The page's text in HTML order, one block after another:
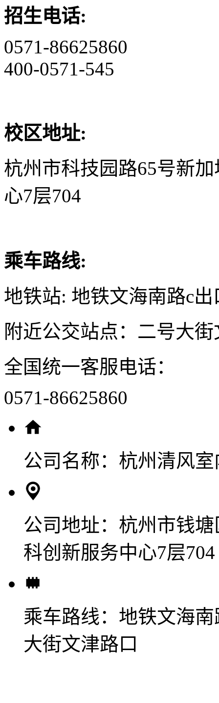
招生电话:
0571-86625860
400-0571-545
校区地址:
杭州市科技园路65号新
心7层704
乘车路线:
地铁站: 地铁文海南路c出
附近公交站点：二号大
全国统一客服电话：
0571-86625860
公司名称： 杭州清风
公司地址： 杭州市钱
科创新服务中心7层704
乘车路线： 地铁文海
大街文津路口